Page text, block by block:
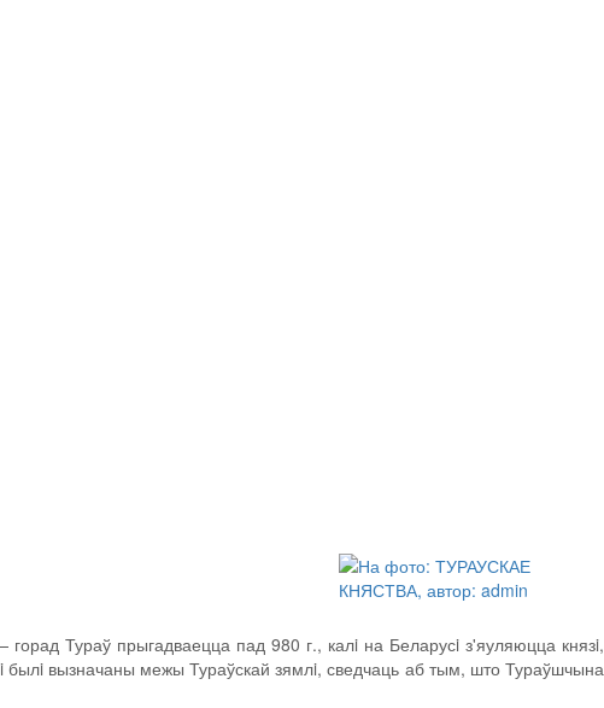
Тураў прыгадваецца пад 980 г., калi на Беларусi з'яуляюцца князi,
былi вызначаны межы Тураўскай зямлi, сведчаць аб тым, што Тураўшчына